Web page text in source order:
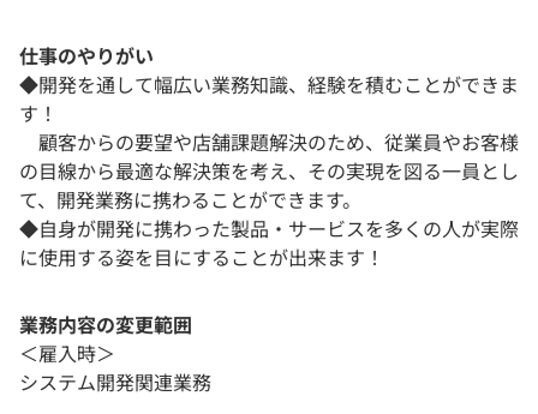
仕事のやりがい
◆開発を通して幅広い業務知識、経験を積むことができま
す！
顧客からの要望や店舗課題解決のため、従業員やお客様
の目線から最適な解決策を考え、その実現を図る一員とし
て、開発業務に携わることができます。
◆自身が開発に携わった製品・サービスを多くの人が実際
に使用する姿を目にすることが出来ます！
業務内容の変更範囲
＜雇入時＞
システム開発関連業務